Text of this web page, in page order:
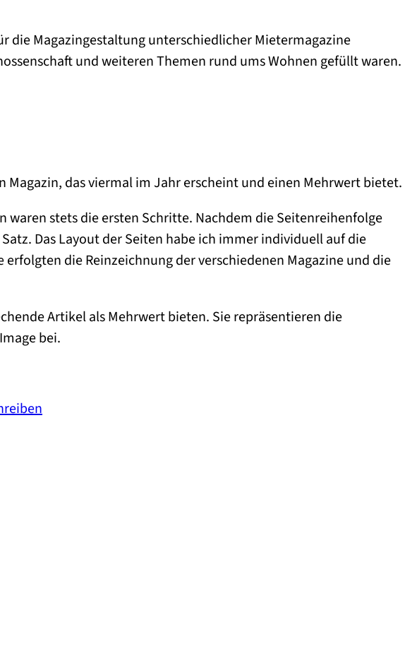
die Magazingestaltung unterschiedlicher Mietermagazine
und weiteren Themen rund ums Wohnen gefüllt waren.
das viermal im Jahr erscheint und einen Mehrwert bietet.
stets die ersten Schritte. Nachdem die Seitenreihenfolge
Das Layout der Seiten habe ich immer individuell auf die
die Reinzeichnung der verschiedenen Magazine und die
Artikel als Mehrwert bieten. Sie repräsentieren die
bei.